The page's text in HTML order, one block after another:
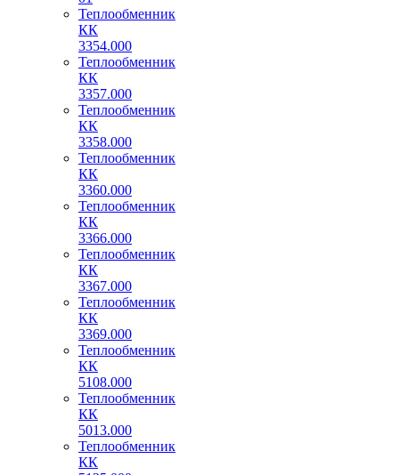
Теплообменник
КК
3354.000
Теплообменник
КК
3357.000
Теплообменник
КК
3358.000
Теплообменник
КК
3360.000
Теплообменник
КК
3366.000
Теплообменник
КК
3367.000
Теплообменник
КК
3369.000
Теплообменник
КК
5108.000
Теплообменник
КК
5013.000
Теплообменник
КК